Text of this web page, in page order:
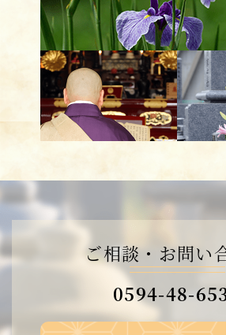
ご相談・お問い
0594-48-